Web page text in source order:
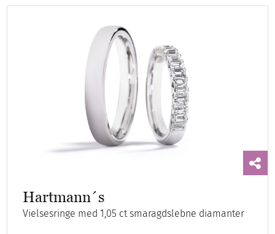
Hartmann´s
Vielsesringe med 1,05 ct smaragdslebne diamanter